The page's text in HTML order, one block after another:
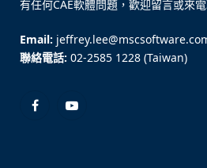
有任何CAE軟體問題，歡迎留言或來
Email:
聯絡電話: 02-2585 1228 (Taiwan)
FacebookYouTube